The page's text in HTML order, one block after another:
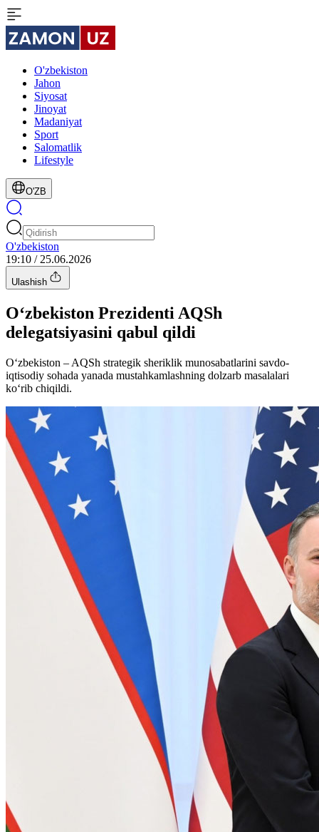
O'zbekiston
Jahon
Siyosat
Jinoyat
Madaniyat
Sport
Salomatlik
Lifestyle
O'ZB
O'zbekiston
19:10 / 25.06.2026
Ulashish
O‘zbekiston Prezidenti AQSh
delegatsiyasini qabul qildi
O‘zbekiston – AQSh strategik sheriklik munosabatlarini savdo-
iqtisodiy sohada yanada mustahkamlashning dolzarb masalalari
ko‘rib chiqildi.